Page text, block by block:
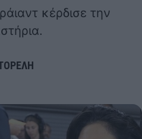
κέρδισε την